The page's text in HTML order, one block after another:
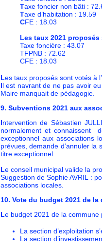
Taxe foncier non bâti :
Taxe d’habitation : 19.59
CFE : 18.03
Les taux 2021
Taxe foncière : 43.07
TFPNB : 72.62
CFE : 18.03
Les taux proposés sont votés à
Il est navrant de ne pas avoir
Maire manquait de pédagogie.
9. Subventions 2021 aux
Intervention de Sébastien
normalement et connaissent
exceptionnel aux associations
prévues, demande d’annuler la
titre exceptionnel.
Le conseil municipal valide la
Suggestion de Sophie AVRIL :
associations locales.
10. Vote du budget 2021 de la
Le budget 2021 de la
La section d’exploitation
La section